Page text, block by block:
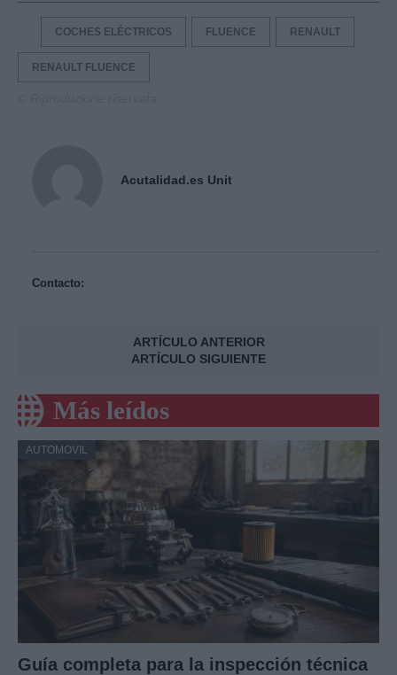
COCHES ELÉCTRICOS FLUENCE RENAULT
RENAULT FLUENCE
Acutalidad.es Unit
Contacto:
ARTÍCULO ANTERIOR
ARTÍCULO SIGUIENTE
Más leídos
AUTOMOVIL
Guía completa para la inspección técnica